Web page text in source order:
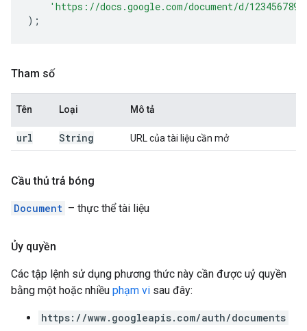
'https://docs.google.com/document/d/
);
Tham số
Tên Loại Mô tả
url String URL của tài liệu cần mở
Cầu thủ trả bóng
Document – thực thể tài liệu
Ủy quyền
Các tập lệnh sử dụng phương thức này cần được uỷ quyền
bằng một hoặc nhiều phạm vi sau đây:
https://www.googleapis.com/auth/documents